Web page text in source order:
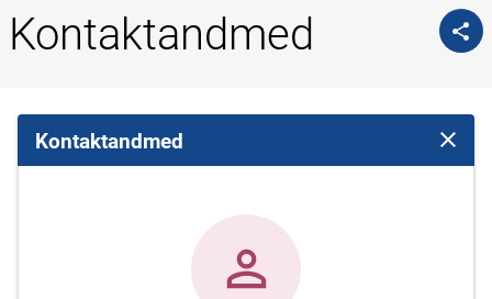
Kontaktandmed
Kontaktandmed Sulge